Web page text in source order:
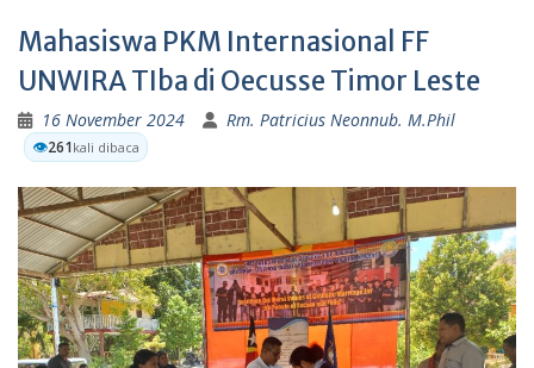
Mahasiswa PKM Internasional FF
UNWIRA TIba di Oecusse Timor Leste
16 November 2024 Rm. Patricius Neonnub. M.Phil
👁️261kali dibaca